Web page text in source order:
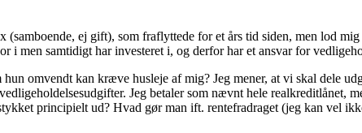
ej gift), som fraflyttede for et års tid siden, men lod
i men samtidigt har investeret i, og derfor har et ansvar for
omvendt kan kræve husleje af mig? Jeg mener, at vi skal dele
Jeg betaler som nævnt hele realkreditlånet,
principielt ud? Hvad gør man ift. rentefradraget (jeg kan vel